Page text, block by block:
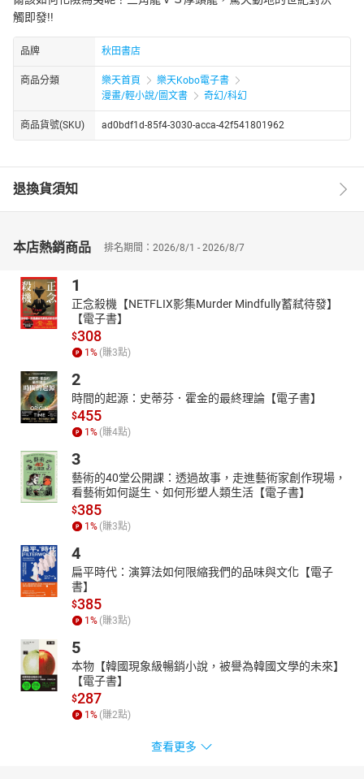
觸即發!!
品牌 秋田書店
商品分類 樂天首頁
樂天Kobo電子書
漫畫/輕小說/圖文書
奇幻/科幻
商品貨號(SKU) ad0bdf1d-85f4-3030-acca-42f541801962
退換貨須知
本店熱銷商品 排名期間：2026/8/1 - 2026/8/7
1
正念殺機【NETFLIX影集Murder Mindfully蓄弒待發】
【電子書】
$308
1% (賺3點)
2
時間的起源：史蒂芬．霍金的最終理論【電子書】
$455
1% (賺4點)
3
藝術的40堂公開課：透過故事，走進藝術家創作現場，
看藝術如何誕生、如何形塑人類生活【電子書】
$385
1% (賺3點)
4
扁平時代：演算法如何限縮我們的品味與文化【電子
書】
$385
1% (賺3點)
5
本物【韓國現象級暢銷小說，被譽為韓國文學的未來】
【電子書】
$287
1% (賺2點)
查看更多